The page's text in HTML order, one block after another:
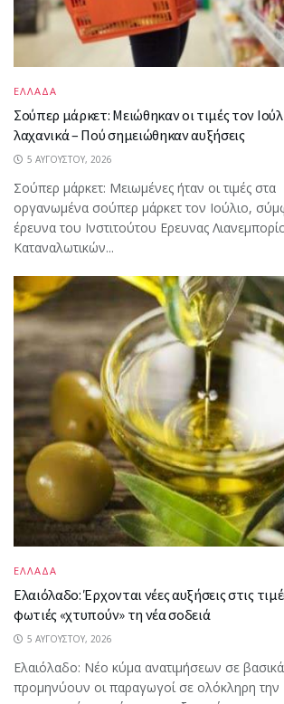
ΕΛΛΑΔΑ
Σούπερ μάρκετ: Μειώθηκαν οι τιμές τον
λαχανικά – Πού σημειώθηκαν αυξήσεις
5 ΑΥΓΟΎΣΤΟΥ, 2026
Σούπερ μάρκετ: Μειωμένες ήταν οι τιμές στα
οργανωμένα σούπερ μάρκετ τον Ιούλιο,
έρευνα του Ινστιτούτου Ερευνας
Καταναλωτικών...
ΕΛΛΑΔΑ
Ελαιόλαδο: Έρχονται νέες αυξήσεις στις
φωτιές «χτυπούν» τη νέα σοδειά
5 ΑΥΓΟΎΣΤΟΥ, 2026
Ελαιόλαδο: Νέο κύμα ανατιμήσεων σε
προμηνύουν οι παραγωγοί σε ολόκληρη